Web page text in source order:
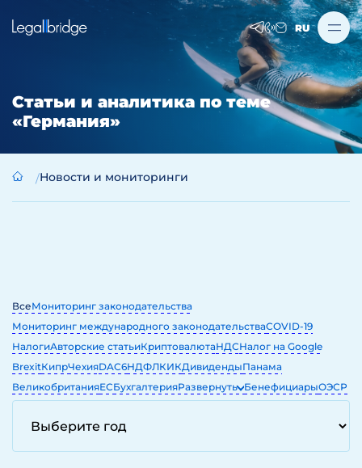
RU
Статьи и аналитика по теме
«Германия»
Новости и мониторинги
ВсеМониторинг законодательства
Мониторинг международного законодательстваCOVID-19
НалогиАвторские статьиКриптовалютаНДСНалог на Google
BrexitКипрЧехияDAC6НДФЛКИКДивидендыПанама
ВеликобританияЕСБухгалтерияРазвернуть БенефициарыОЭСР